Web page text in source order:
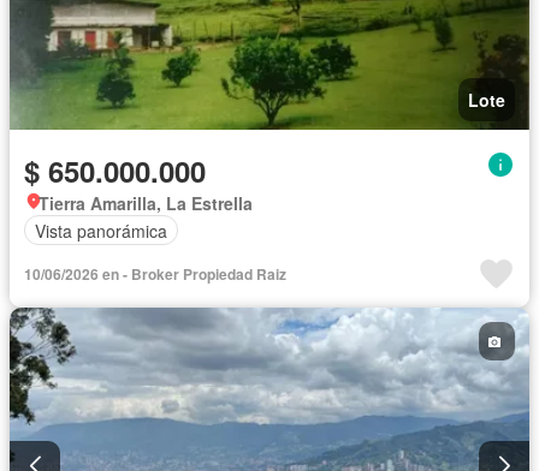
Lote
$ 650.000.000
Tierra Amarilla, La Estrella
Vista panorámica
10/06/2026 en - Broker Propiedad Raiz